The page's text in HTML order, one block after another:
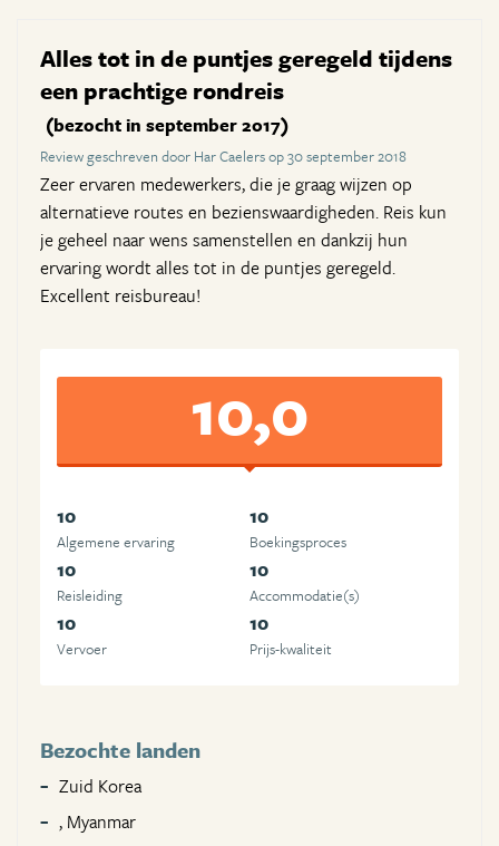
Alles tot in de puntjes geregeld tijdens
een prachtige rondreis
(bezocht in september 2017)
Review geschreven door Har Caelers op 30 september 2018
Zeer ervaren medewerkers, die je graag wijzen op
alternatieve routes en bezienswaardigheden. Reis kun
je geheel naar wens samenstellen en dankzij hun
ervaring wordt alles tot in de puntjes geregeld.
Excellent reisbureau!
10,0
10
Algemene ervaring
10
Boekingsproces
10
Reisleiding
10
Accommodatie(s)
10
Vervoer
10
Prijs-kwaliteit
Bezochte landen
Zuid Korea
, Myanmar